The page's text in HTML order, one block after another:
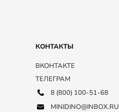
КОНТАКТЫ
ВКОНТАКТЕ
ТЕЛЕГРАМ
8 (800) 100-51-68
MINIDINO@INBOX.RU